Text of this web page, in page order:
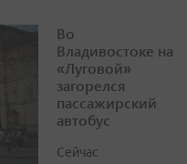
Во
Владивостоке на
«Луговой»
загорелся
пассажирский
автобус
Сейчас